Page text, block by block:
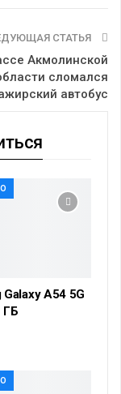
СТАТЬЯ
Акмолинской
сломался
автобус
A54 5G
ГБ